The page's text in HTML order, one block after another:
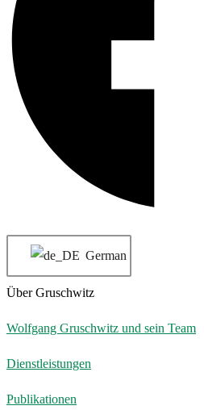
German
Über Gruschwitz
Wolfgang Gruschwitz und sein Team
Dienstleistungen
Publikationen